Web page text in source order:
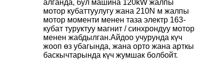
алганда, бул машина 120kW жалпы
мотор кубаттуулугу жана 210N м жалпы
мотор моменти менен таза электр 163-
кубат туруктуу магнит / синхрондуу мотор
менен жабдылган.Айдоо учурунда күч
жооп өз убагында, жана орто жана арткы
баскычтарында күч жумшак болбойт.